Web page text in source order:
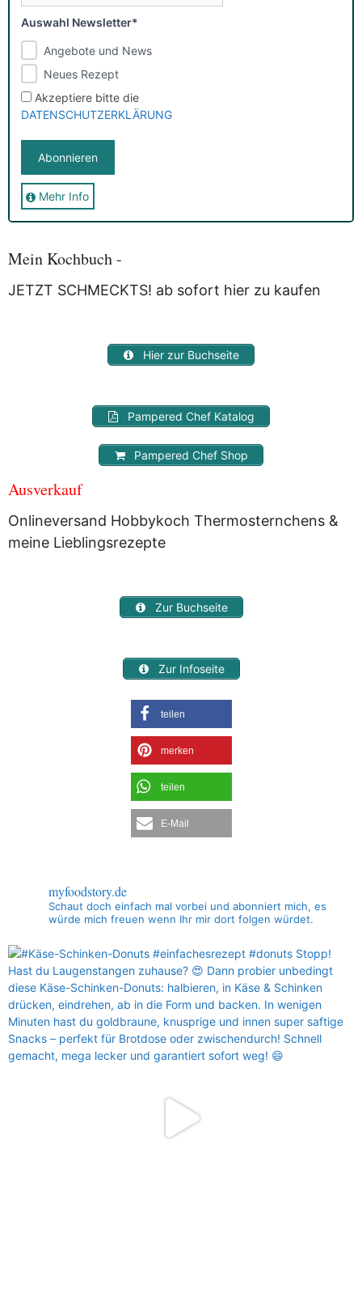
Auswahl Newsletter*
Angebote und News
Neues Rezept
Akzeptiere bitte die
DATENSCHUTZERKLÄRUNG
Sie erhalten nach der Anmeldung eine E-Mail, in der Sie um
Speicherung und Verarbeitung Deiner Daten durch
Myfoodstory einverstanden. Deine Daten werden
Dritte weitergegeben und dienen nur für diesen Service!
Mehr Info
Mein Kochbuch -
JETZT SCHMECKTS! ab sofort hier zu kaufen
Hier zur Buchseite
Pampered Chef Katalog
Pampered Chef Shop
Ausverkauf
Onlineversand Hobbykoch Thermosternchens &
meine Lieblingsrezepte
Zur Buchseite
Zur Infoseite
teilen
merken
teilen
E-Mail
myfoodstory.de
Schaut doch einfach mal vorbei und abonniert mich, es
würde mich freuen wenn Ihr mir dort folgen würdet.